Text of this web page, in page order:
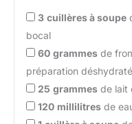
3 cuillères à soupe
bocal
60 grammes de
préparation
25 grammes de lait
120 millilitres de